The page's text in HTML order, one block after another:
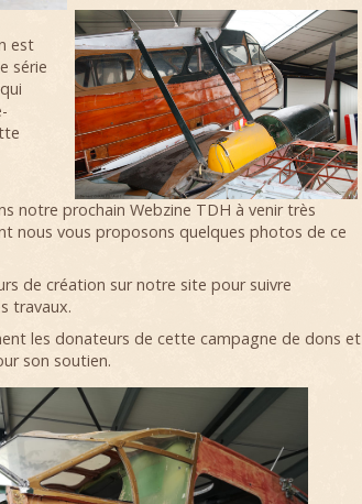
est
série
notre prochain Webzine TDH à venir très
nous vous proposons quelques photos de ce
de création sur notre site pour suivre
travaux.
les donateurs de cette campagne de dons et
son soutien.